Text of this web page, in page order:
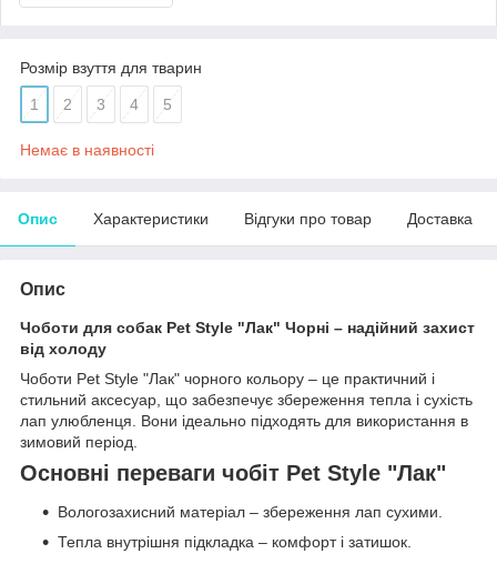
Розмір взуття для тварин
1 2 3 4 5
Немає в наявності
Опис Характеристики Відгуки про товар Доставка
Опис
Чоботи для собак Pet Style "Лак" Чорні – надійний захист
від холоду
Чоботи Pet Style "Лак" чорного кольору – це практичний і
стильний аксесуар, що забезпечує збереження тепла і сухість
лап улюбленця. Вони ідеально підходять для використання в
зимовий період.
Основні переваги чобіт Pet Style "Лак"
Вологозахисний матеріал – збереження лап сухими.
Тепла внутрішня підкладка – комфорт і затишок.